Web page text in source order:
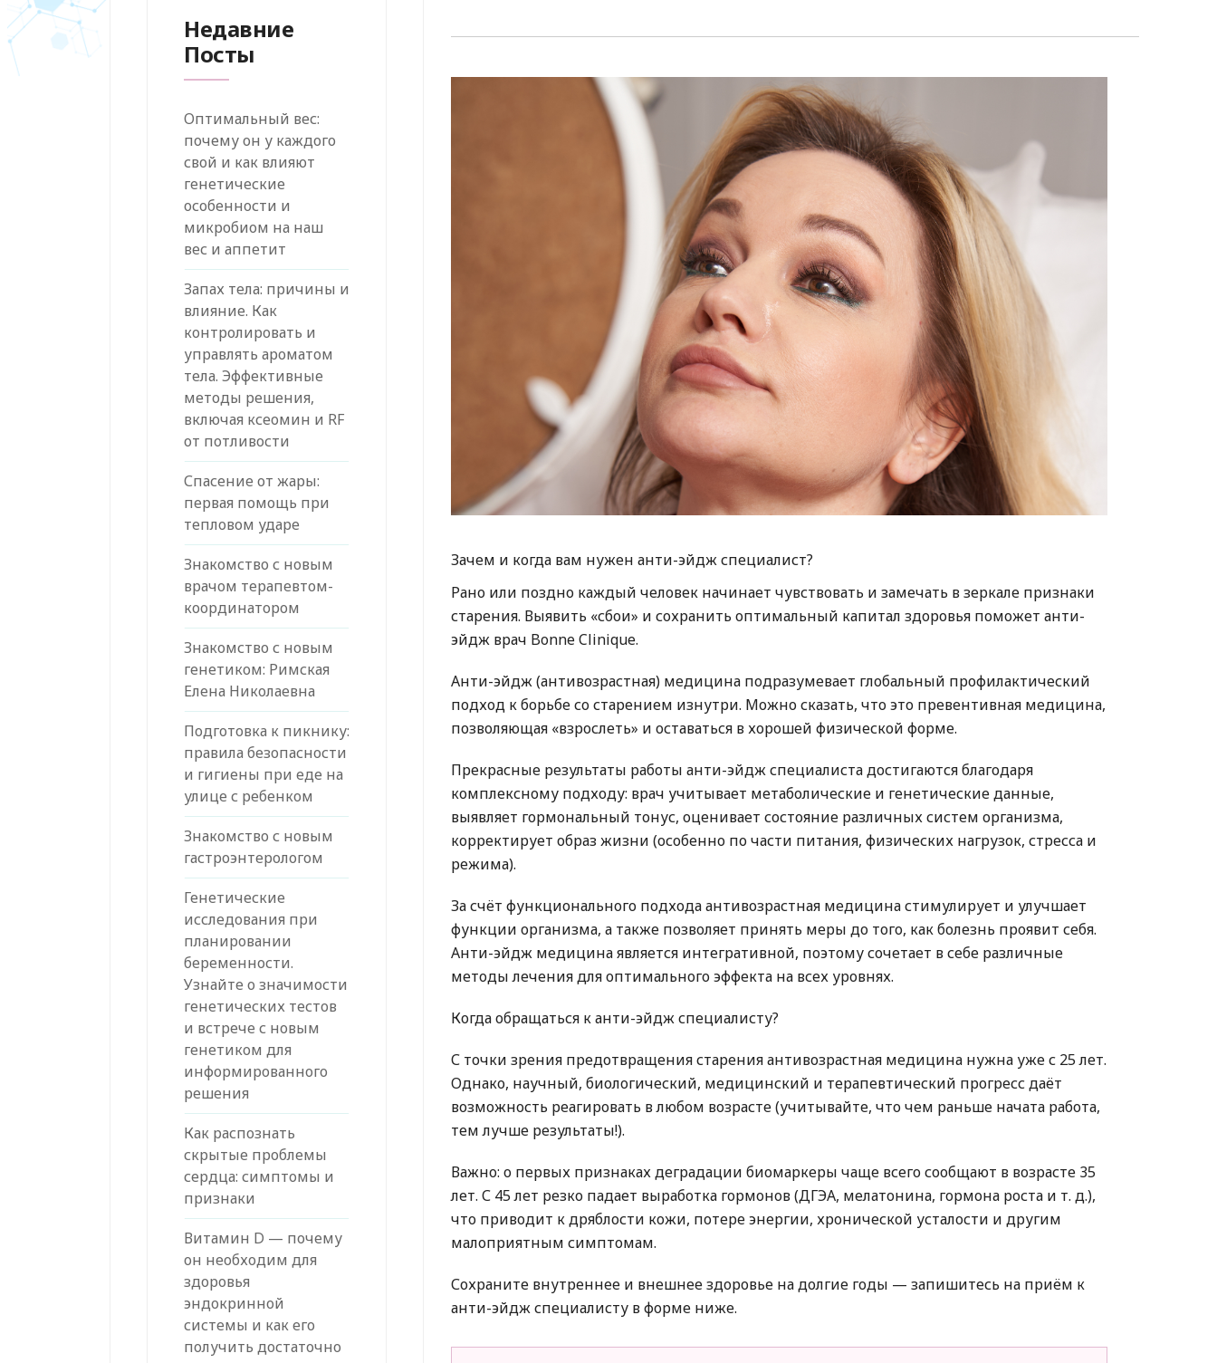
Недавние
Посты
Оптимальный вес:
почему он у каждого
свой и как влияют
генетические
особенности и
микробиом на наш
вес и аппетит
Запах тела: причины и
влияние. Как
контролировать и
управлять ароматом
тела. Эффективные
методы решения,
включая ксеомин и RF
от потливости
Спасение от жары:
первая помощь при
тепловом ударе
Знакомство с новым
врачом терапевтом-
координатором
Знакомство с новым
генетиком: Римская
Елена Николаевна
Подготовка к пикнику:
правила безопасности
и гигиены при еде на
улице с ребенком
Знакомство с новым
гастроэнтерологом
Генетические
исследования при
планировании
беременности.
Узнайте о значимости
генетических тестов
и встрече с новым
генетиком для
информированного
решения
Как распознать
скрытые проблемы
сердца: симптомы и
признаки
Витамин D — почему
он необходим для
здоровья
эндокринной
системы и как его
получить достаточно
Зачем и когда вам нужен анти-эйдж специалист?
Рано или поздно каждый человек начинает чувствовать и замечать в зеркале признаки
старения. Выявить «сбои» и сохранить оптимальный капитал здоровья поможет анти-
эйдж врач Bonne Clinique.
Анти-эйдж (антивозрастная) медицина подразумевает глобальный профилактический
подход к борьбе со старением изнутри. Можно сказать, что это превентивная медицина,
позволяющая «взрослеть» и оставаться в хорошей физической форме.
Прекрасные результаты работы анти-эйдж специалиста достигаются благодаря
комплексному подходу: врач учитывает метаболические и генетические данные,
выявляет гормональный тонус, оценивает состояние различных систем организма,
корректирует образ жизни (особенно по части питания, физических нагрузок, стресса и
режима).
За счёт функционального подхода антивозрастная медицина стимулирует и улучшает
функции организма, а также позволяет принять меры до того, как болезнь проявит себя.
Анти-эйдж медицина является интегративной, поэтому сочетает в себе различные
методы лечения для оптимального эффекта на всех уровнях.
Когда обращаться к анти-эйдж специалисту?
С точки зрения предотвращения старения антивозрастная медицина нужна уже с 25 лет.
Однако, научный, биологический, медицинский и терапевтический прогресс даёт
возможность реагировать в любом возрасте (учитывайте, что чем раньше начата работа,
тем лучше результаты!).
Важно: о первых признаках деградации биомаркеры чаще всего сообщают в возрасте 35
лет. С 45 лет резко падает выработка гормонов (ДГЭА, мелатонина, гормона роста и т. д.),
что приводит к дряблости кожи, потере энергии, хронической усталости и другим
малоприятным симптомам.
Сохраните внутреннее и внешнее здоровье на долгие годы — запишитесь на приём к
анти-эйдж специалисту в форме ниже.